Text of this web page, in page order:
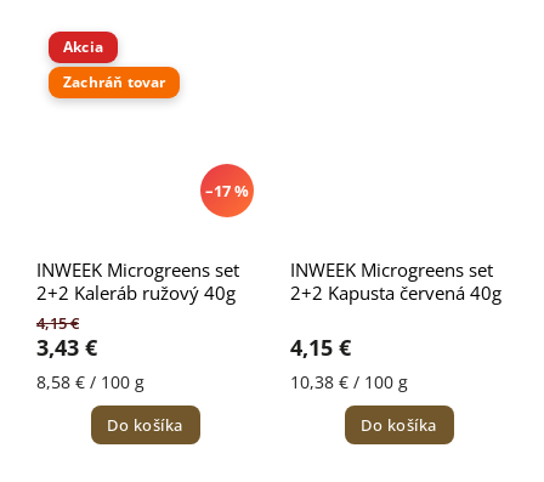
Akcia
Zachráň tovar
–17 %
INWEEK Microgreens set
2+2 Kaleráb ružový 40g
4,15 €
3,43 €
8,58 € / 100 g
Do košíka
INWEEK Microgreens set
2+2 Kapusta červená 40g
4,15 €
10,38 € / 100 g
Do košíka